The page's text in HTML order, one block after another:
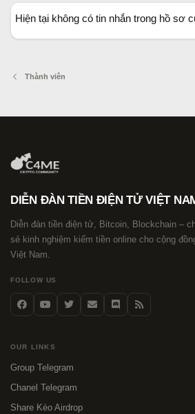
Hiện tại không có tin nhắn trong hồ sơ
Thành viên
DIỄN ĐÀN TIỀN ĐIỆN TỬ VIỆT
Diễn đàn tiền điện tử, Bitcoin, Blockchain –
sẻ kinh nghiệm kiếm tiền online cho cộng
Việt Nam.
FOLLOW US
OUR LINKS
Group Telegram
Chanel Telegram
Share Kèo Airdrop